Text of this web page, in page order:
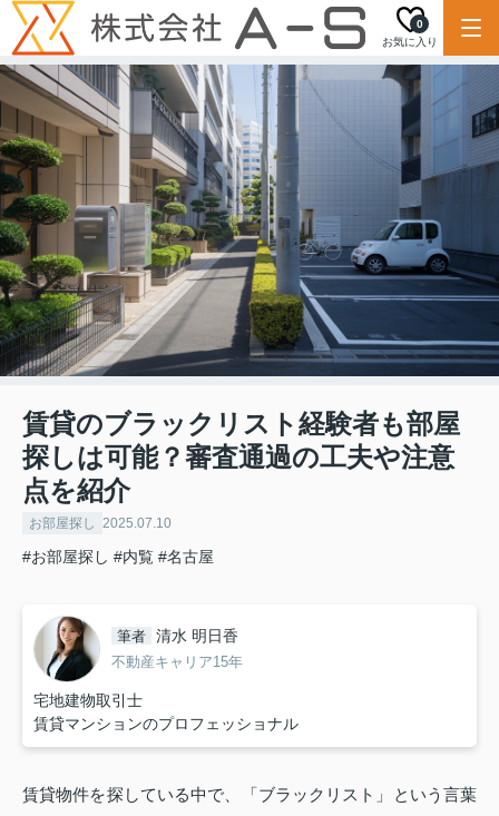
お気に入り
0
賃貸のブラックリスト経験者も部屋
探しは可能？審査通過の工夫や注意
点を紹介
お部屋探し 2025.07.10
#お部屋探し #内覧 #名古屋
筆者 清水 明日香
不動産キャリア15年
宅地建物取引士
賃貸マンションのプロフェッショナル
賃貸物件を探している中で、「ブラックリスト」という言葉